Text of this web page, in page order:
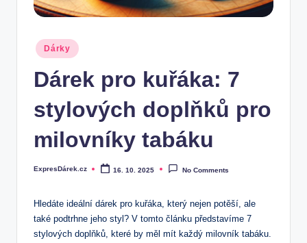
Posted
in
Dárky
Dárek pro kuřáka: 7
stylových doplňků pro
milovníky tabáku
Posted
ExpresDárek.cz 16. 10. 2025 No Comments
Hledáte ideální dárek pro kuřáka, který nejen potěší, ale
také podtrhne jeho styl? V tomto článku představíme 7
stylových doplňků, které by měl mít každý milovník tabáku.